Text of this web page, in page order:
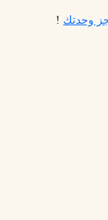
وحدتك !